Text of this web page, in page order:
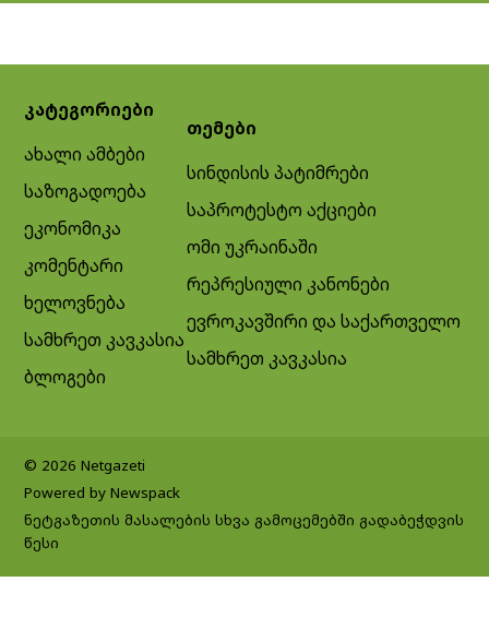
კატეგორიები
ახალი ამბები
საზოგადოება
ეკონომიკა
კომენტარი
ხელოვნება
სამხრეთ კავკასია
ბლოგები
თემები
სინდისის პატიმრები
საპროტესტო აქციები
ომი უკრაინაში
რეპრესიული კანონები
ევროკავშირი და საქართველო
სამხრეთ კავკასია
© 2026 Netgazeti
Powered by Newspack
ნეტგაზეთის მასალების სხვა გამოცემებში გადაბეჭდვის
წესი